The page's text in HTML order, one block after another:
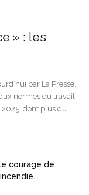
» : les
par La Presse,
normes du travail
2025, dont plus du
courage de